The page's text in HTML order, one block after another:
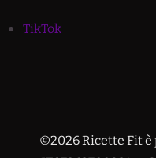
TikTok
©2026 Ricette Fit è